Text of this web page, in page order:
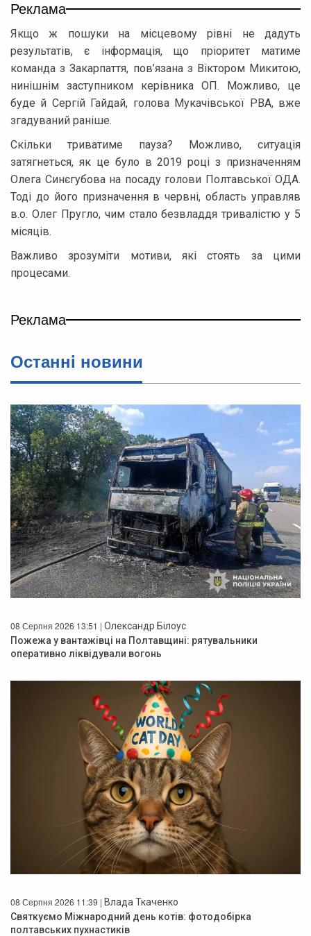
Реклама
Якщо ж пошуки на місцевому рівні не дадуть
результатів, є інформація, що пріоритет матиме
команда з Закарпаття, пов’язана з Віктором Микитою,
нинішнім заступником керівника ОП. Можливо, це
буде й Сергій Гайдай, голова Мукачівської РВА, вже
згадуваний раніше.
Скільки триватиме пауза? Можливо, ситуація
затягнеться, як це було в 2019 році з призначенням
Олега Синєгубова на посаду голови Полтавської ОДА.
Тоді до його призначення в червні, область управляв
в.о. Олег Пругло, чим стало безвладдя тривалістю у 5
місяців.
Важливо зрозуміти мотиви, які стоять за цими
процесами.
Реклама
Останнi новини
08 Серпня 2026 13:51 | Олександр Білоус
Пожежа у вантажівці на Полтавщині: рятувальники
оперативно ліквідували вогонь
08 Серпня 2026 11:39 | Влада Ткаченко
Святкуємо Міжнародний день котів: фотодобірка
полтавських пухнастиків